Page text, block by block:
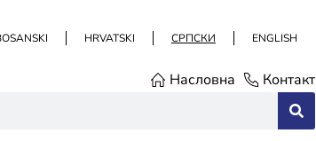
HRVATSKI СРПСКИ ENGLISH
Насловна Контакт